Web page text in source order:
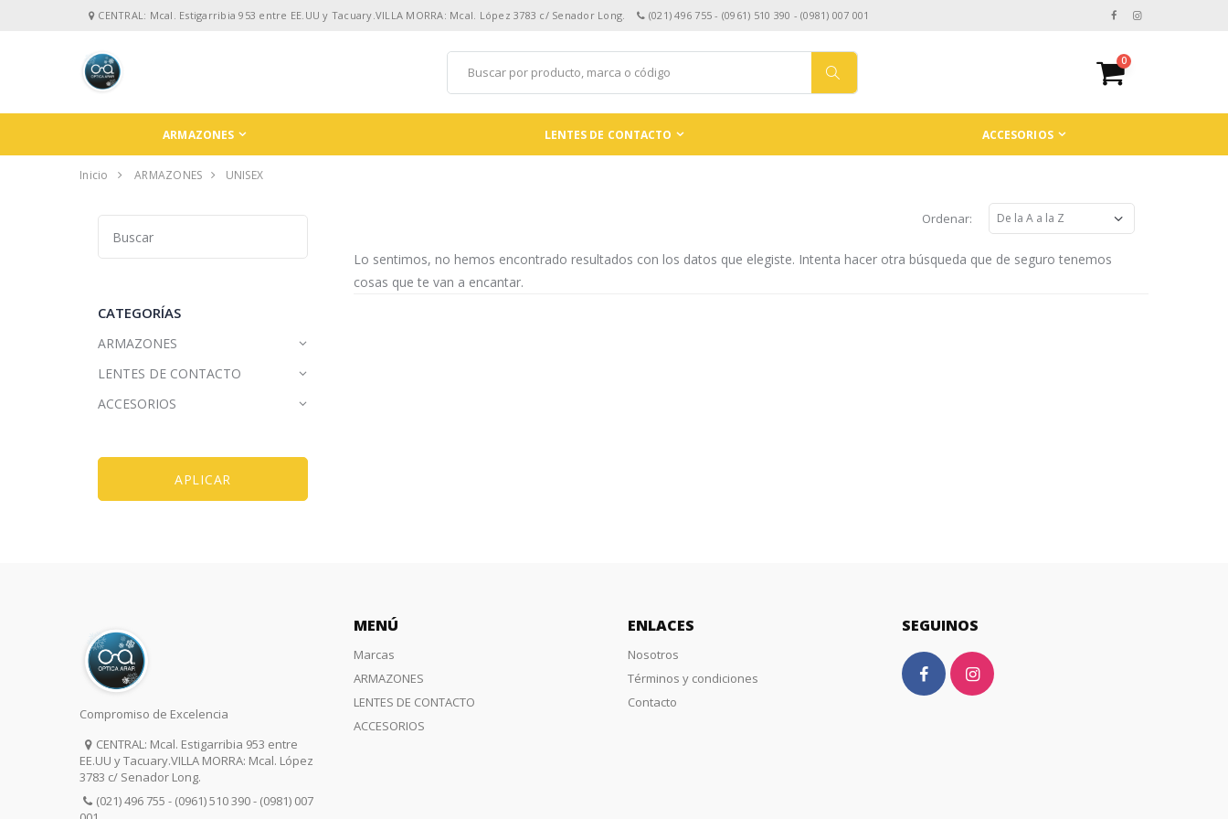
CENTRAL: Mcal. Estigarribia 953 entre EE.UU y Tacuary.VILLA MORRA: Mcal. López 3783 c/ Senador Long. (021) 496 755 - (0961) 510 390 - (0981) 007 001
0
ARMAZONES LENTES DE CONTACTO ACCESORIOS
Inicio ARMAZONES UNISEX
Ordenar:
Lo sentimos, no hemos encontrado resultados con los datos que elegiste. Intenta hacer otra búsqueda que de seguro tenemos
cosas que te van a encantar.
CATEGORÍAS
ARMAZONES
LENTES DE CONTACTO
ACCESORIOS
APLICAR
Compromiso de Excelencia
CENTRAL: Mcal. Estigarribia 953 entre
EE.UU y Tacuary.VILLA MORRA: Mcal. López
3783 c/ Senador Long.
(021) 496 755 - (0961) 510 390 - (0981) 007
MENÚ
Marcas
ARMAZONES
LENTES DE CONTACTO
ACCESORIOS
ENLACES
Nosotros
Términos y condiciones
Contacto
SEGUINOS